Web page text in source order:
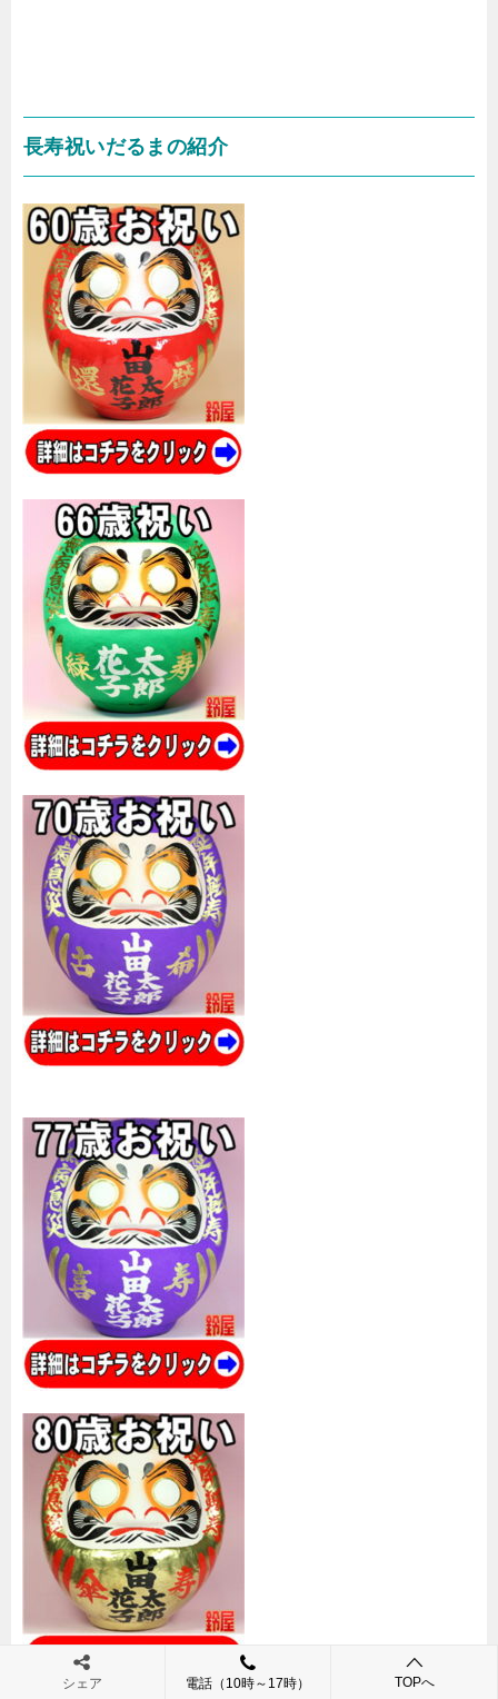
長寿祝いだるまの紹介
シェア 電話（10時～17時） TOPへ